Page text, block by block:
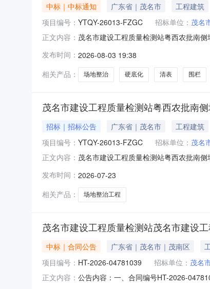
中标｜中标通知 广东省｜茂名市 工程建筑
项目编号： YTQY-26013-FZGC 招标单位： 茂名
正文内容： 茂名市建设工程质量检测站粤西农批南
茂名市建设工程质量检测站二、采购项
竞争性磋商五、报价明
发布时间： 2026-08-03 19:38
相关产品：
场地整治 硬底化 清表 围栏
茂名市建设工程质量检测站粤西农批南
招标｜招标公告 广东省｜茂名市 工程建筑
项目编号： YTQY-26013-FZGC 招标单位： 茂名
正文内容： 茂名市建设工程质量检测站粤西农批南
的名称：茂名市建设工程质量检测站粤
质：详见磋商文件“
发布时间： 2026-07-23
相关产品：
场地整治工程
茂名市建设工程质量检测站茂名市建设
中标｜合同公告 广东省｜茂名市｜茂南区
项目编号： HT-2026-04781039 招标单位： 茂名
正文内容： 公告内容：一、合同编号HT-2026-